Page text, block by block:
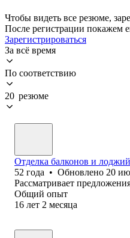
Чтобы видеть все резюме,
После регистрации покажем
Зарегистрироваться
За всё время
По соответствию
20 резюме
Отделка балконов и
52 года • Обновлено 20
Рассматривает
Общий опыт
16 лет 2 месяца